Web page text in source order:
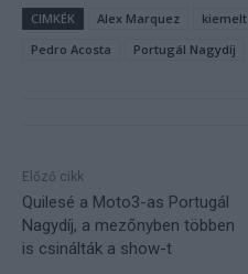
CIMKÉK Alex Marquez kiemelt
Pedro Acosta
Portugál Nagydíj
Előző cikk
Quilesé a Moto3-as Portugál
Nagydíj, a mezőnyben többen
is csinálták a show-t